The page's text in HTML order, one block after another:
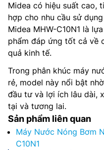
Midea có hiệu suất cao,
hợp cho nhu cầu sử
Midea MHW-C10N1 là
phẩm đáp ứng tốt cả về
quả kinh tế.
Trong phân khúc máy
rẻ, model này nổi bật
đầu tư và lợi ích lâu dài,
tại và tương lai.
Sản phẩm liên quan
Máy Nước Nóng Bơm
C10N1